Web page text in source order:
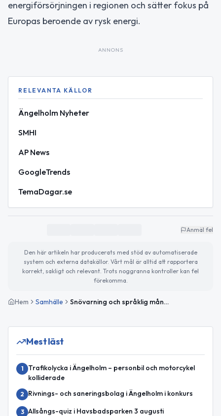
energiförsörjningen i regionen och sätter fokus på
Europas beroende av rysk energi.
ANNONS
RELEVANTA KÄLLOR
Ängelholm Nyheter
SMHI
AP News
GoogleTrends
TemaDagar.se
Anmäl fel
Den här artikeln har producerats med stöd av automatiserade
system och externa datakällor. Vårt mål är alltid att rapportera
korrekt, sakligt och relevant. Trots noggranna kontroller kan fel
förekomma.
Hem Samhälle Snövarning och språklig mångfald i fokus
Mest läst
1
Trafikolycka i Ängelholm – personbil och motorcykel
kolliderade
2 Rivnings- och saneringsbolag i Ängelholm i konkurs
3 Allsångs-quiz i Havsbadsparken 3 augusti